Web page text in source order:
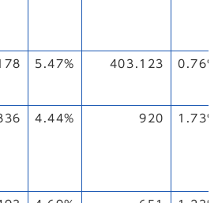
5.47% 403.123 0.76%
4.44% 920 1.73%